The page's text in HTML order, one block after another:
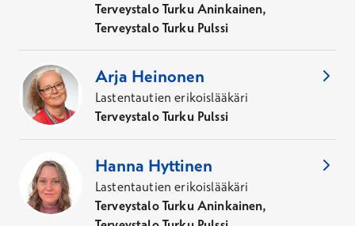
Terveystalo Turku Aninkainen,
Terveystalo Turku Pulssi
Arja Heinonen
Lastentautien erikoislääkäri
Terveystalo Turku Pulssi
Hanna Hyttinen
Lastentautien erikoislääkäri
Terveystalo Turku Aninkainen,